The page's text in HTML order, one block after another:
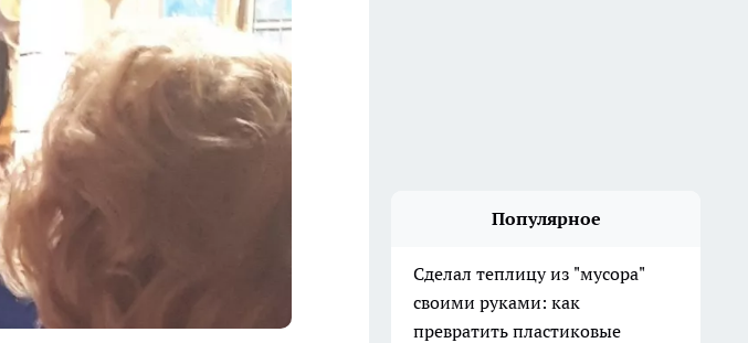
Популярное
Сделал теплицу из "мусора"
своими руками: как
превратить пластиковые